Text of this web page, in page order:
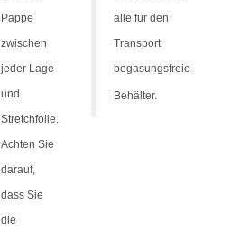
Pappe
zwischen
jeder Lage
und
Stretchfolie.
Achten Sie
darauf,
dass Sie
die
alle für den
Transport
begasungsfreie
Behälter.